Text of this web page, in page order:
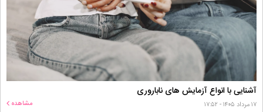
آشنایی با انواع آزمایش های ناباروری
۱۷ مرداد ۱۴۰۵ - ۱۷:۵۲ مشاهده